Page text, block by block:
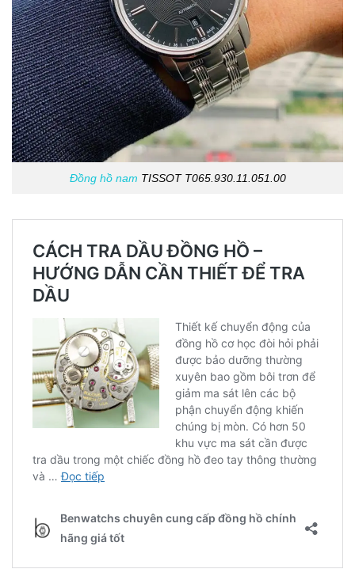
Đồng hồ nam TISSOT T065.930.11.051.00